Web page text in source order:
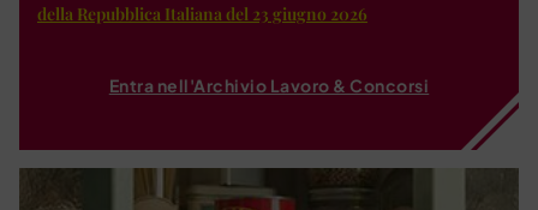
della Repubblica Italiana del 23 giugno 2026
Entra nell'Archivio Lavoro & Concorsi